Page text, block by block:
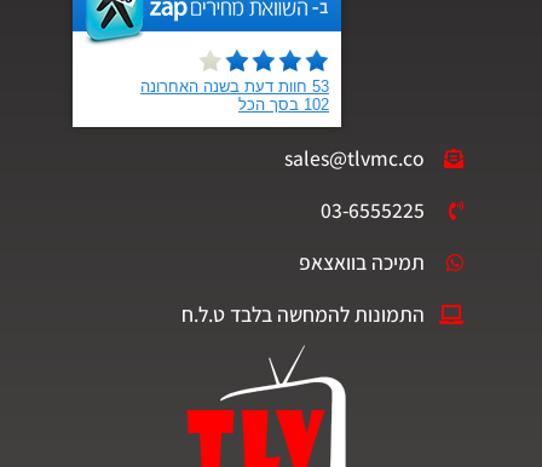
sales@tlvmc.co
03-6555225
תמיכה בוואצאפ
התמונות להמחשה בלבד ט.ל.ח